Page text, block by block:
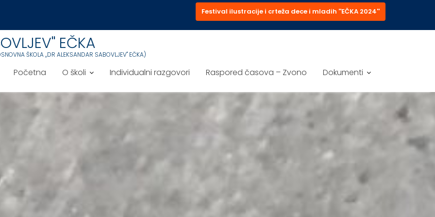
Festival ilustracije i crteža dece i mladih ''EČKA 2024''
EČKA
ŠKOLA ,,DR ALEKSANDAR SABOVLJEV'' EČKA)